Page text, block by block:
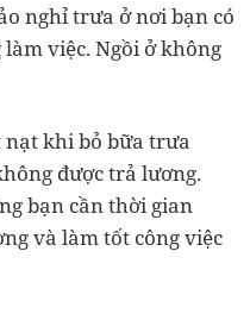
nghỉ trưa ở nơi bạn có
việc. Ngồi ở không
khi bỏ bữa trưa
được trả lương.
bạn cần thời gian
và làm tốt công việc